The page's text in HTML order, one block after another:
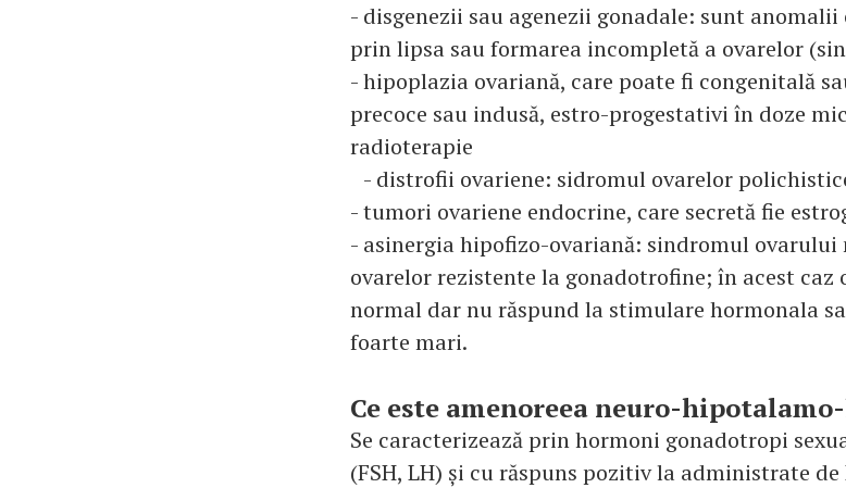
- disgenezii sau agenezii gonadale: sunt
prin lipsa sau formarea incompletă a ovarelor
- hipoplazia ovariană, care poate fi congenitală
precoce sau indusă, estro-progestativi în doze
radioterapie
- distrofii ovariene: sidromul ovarelor
- tumori ovariene endocrine, care secretă fie
- asinergia hipofizo-ovariană: sindromul
ovarelor rezistente la gonadotrofine; în acest caz
normal dar nu răspund la stimulare hormonala
foarte mari.
Ce este amenoreea neuro-
Se caracterizează prin hormoni gonadotropi
(FSH, LH) și cu răspuns pozitiv la administrate